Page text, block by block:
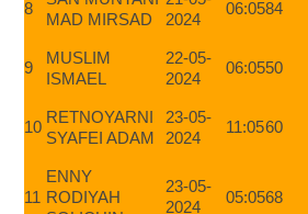
8
MAD MIRSAD
2024
06:0584
9
MUSLIM
ISMAEL
22-05-
2024
06:0550
10
RETNOYARNI
SYAFEI ADAM
23-05-
2024
11:0560
11
ENNY
RODIYAH
23-05-
2024
05:0568